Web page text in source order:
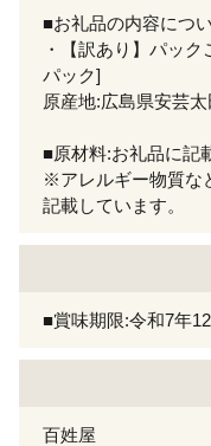
■お礼品の内容につ
・【訳あり】パッ
パック]
原産地:広島県安芸
■原材料:お礼品に記
※アレルギー物質な
記載しています。
■賞味期限:令和7年
百姓屋